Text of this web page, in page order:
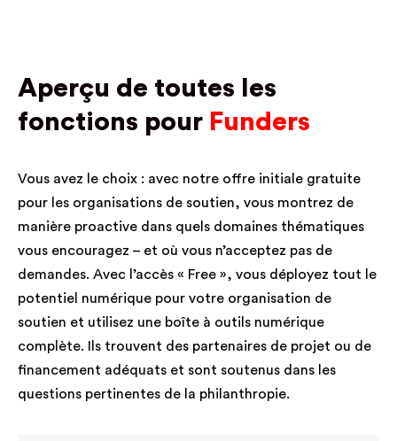
Aperçu de toutes les
fonctions pour Funders
Vous avez le choix : avec notre offre initiale gratuite
pour les organisations de soutien, vous montrez de
manière proactive dans quels domaines thématiques
vous encouragez – et où vous n’acceptez pas de
demandes. Avec l’accès « Free », vous déployez tout le
potentiel numérique pour votre organisation de
soutien et utilisez une boîte à outils numérique
complète. Ils trouvent des partenaires de projet ou de
financement adéquats et sont soutenus dans les
questions pertinentes de la philanthropie.